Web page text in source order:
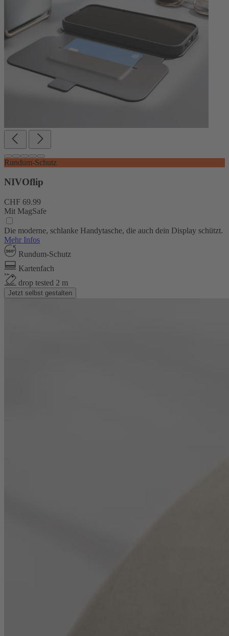
Rundum-Schutz
NIVOflip
CHF 69.99
Mit MagSafe
Die moderne, schlanke Handytasche, die auch dein Display schützt.
Mehr Infos
Rundum-Schutz
Kartenfach
drop tested 2 m
Jetzt selbst gestalten